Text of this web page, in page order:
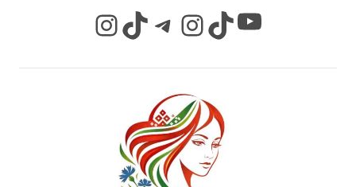
InstagramTikTok Telegram InstagramTikTok YouTube